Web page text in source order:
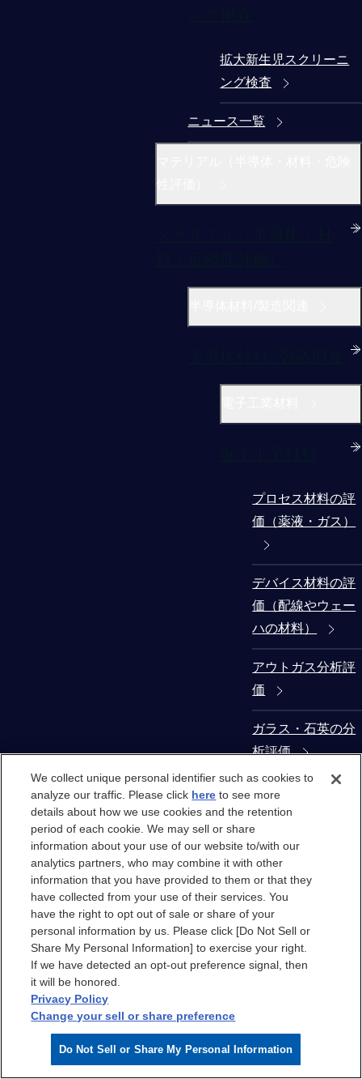
拡大新生児スクリーニ
ング検査
ニュース一覧
プロセス材料の評
価（薬液・ガス）
デバイス材料の評
価（配線やウェー
ハの材料）
アウトガス分析評
価
ガラス・石英の分
析評価
コンタミネーショ
ン・異物解析
製造装置部材から
の抽出物・溶出物
評価
クリーンルーム
クリーンルームエ
アのケミカル汚染
We collect unique personal identifier such as cookies to
analyze our traffic. Please click here to see more
details about how we use cookies and the retention
period of each cookie. We may sell or share
information about your use of our website to/with our
analytics partners, who may combine it with other
information that you have provided to them or that they
have collected from your use of their services. You
have the right to opt out of sale or share of your
personal information by us. Please click [Do Not Sell or
Share My Personal Information] to exercise your right.
If we have detected an opt-out preference signal, then
it will be honored.
Privacy Policy
Change your sell or share preference
Do Not Sell or Share My Personal Information